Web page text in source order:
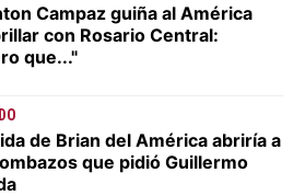
Campaz guiña al América
con Rosario Central:
que..."
de Brian del América abriría a
que pidió Guillermo